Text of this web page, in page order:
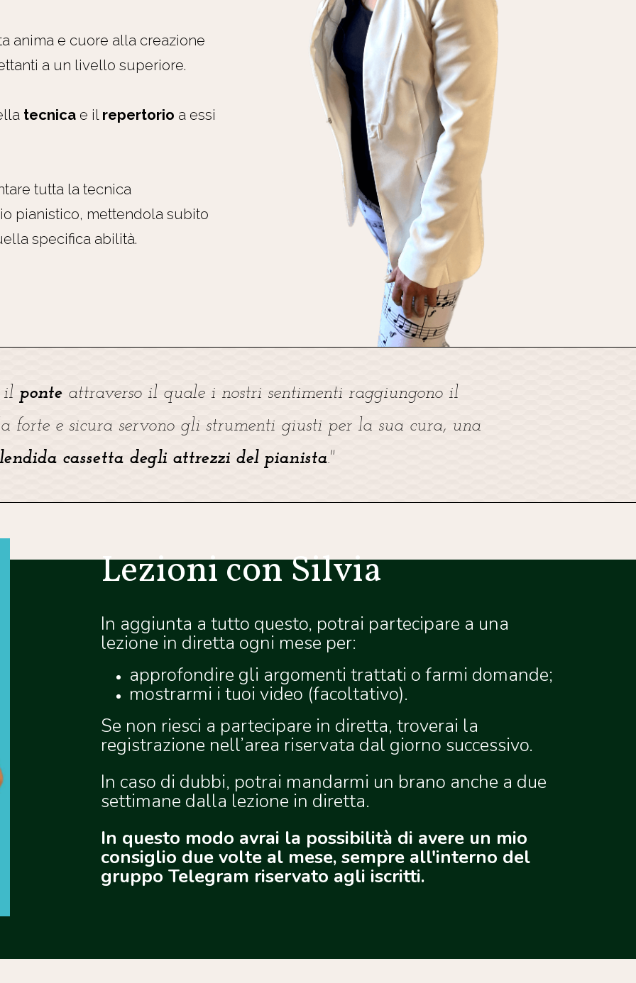
anima e cuore alla creazione
a un livello superiore.
tecnica e il repertorio a essi
tutta la tecnica
pianistico, mettendola subito
specifica abilità.
il ponte attraverso il quale i nostri sentimenti raggiungono il
forte e sicura servono gli strumenti giusti per la sua cura, una
cassetta degli attrezzi del pianista."
Lezioni con Silvia
In aggiunta a tutto questo, potrai partecipare a una
lezione in diretta ogni mese per:
approfondire gli argomenti trattati o farmi domande;
mostrarmi i tuoi video (facoltativo).
Se non riesci a partecipare in diretta, troverai la
registrazione nell’area riservata dal giorno successivo.
In caso di dubbi, potrai mandarmi un brano anche a due
settimane dalla lezione in diretta.
In questo modo avrai la possibilità di avere un mio
consiglio due volte al mese, sempre all'interno del
gruppo Telegram riservato agli iscritti.